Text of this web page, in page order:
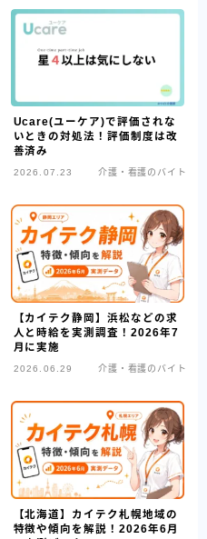
Ucare(ユーケア)で評価されな
いときの対処法！評価制度は改
善済み
2026.07.23 介護・看護のバイト
【カイテク静岡】浜松などの求
人と時給を実測調査！2026年7
月に実施
2026.06.29 介護・看護のバイト
【北海道】カイテク札幌地域の
特徴や傾向を解説！2026年6月